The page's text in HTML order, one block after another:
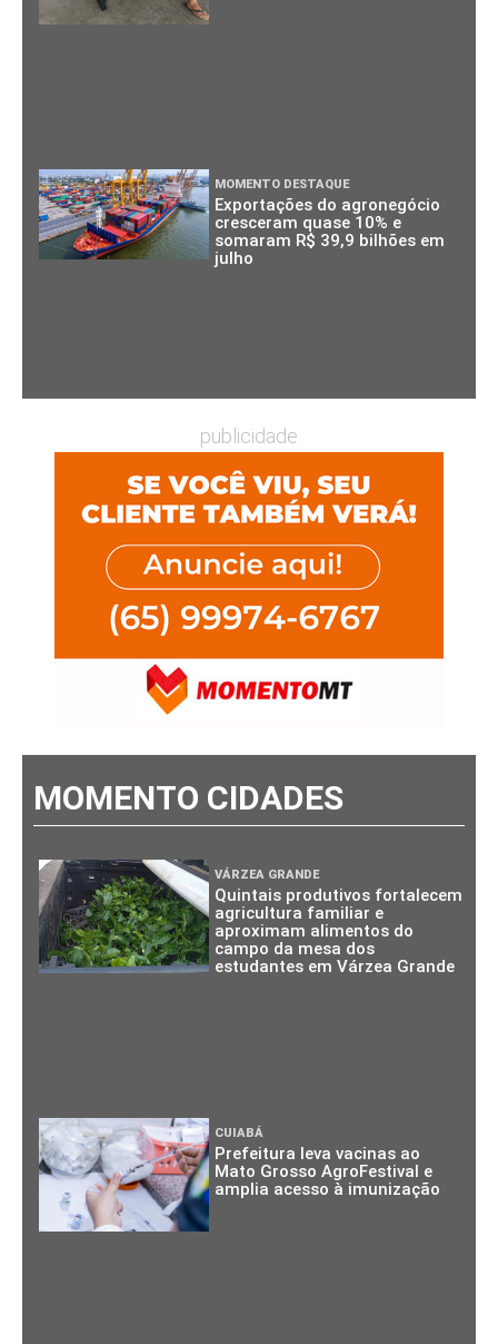
MOMENTO DESTAQUE
Exportações do agronegócio
cresceram quase 10% e
somaram R$ 39,9 bilhões em
julho
publicidade
MOMENTO CIDADES
VÁRZEA GRANDE
Quintais produtivos fortalecem
agricultura familiar e
aproximam alimentos do
campo da mesa dos
estudantes em Várzea Grande
CUIABÁ
Prefeitura leva vacinas ao
Mato Grosso AgroFestival e
amplia acesso à imunização